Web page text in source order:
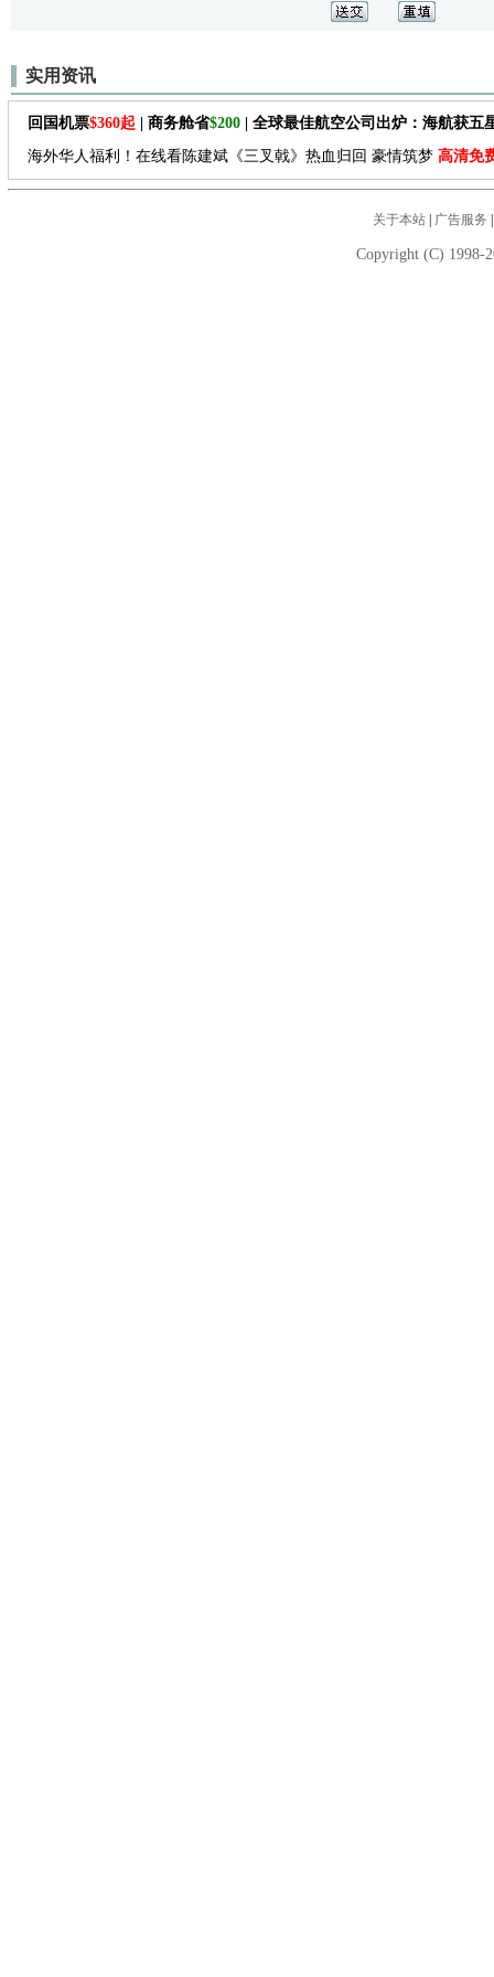
实用资讯
回国机票$360起 | 商务舱省$200 | 全球最佳航空公司出炉：海航获五
海外华人福利！在线看陈建斌《三叉戟》热血归回 豪情筑梦 高清免
关于本站| 广告服务
Copyright (C) 1998-